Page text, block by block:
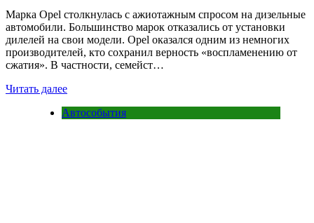
Марка Opel столкнулась с ажиотажным спросом на дизельные
автомобили. Большинство марок отказались от установки
дилелей на свои модели. Opel оказался одним из немногих
производителей, кто сохранил верность «воспламенению от
сжатия». В частности, семейст…
Читать далее
Автособытия